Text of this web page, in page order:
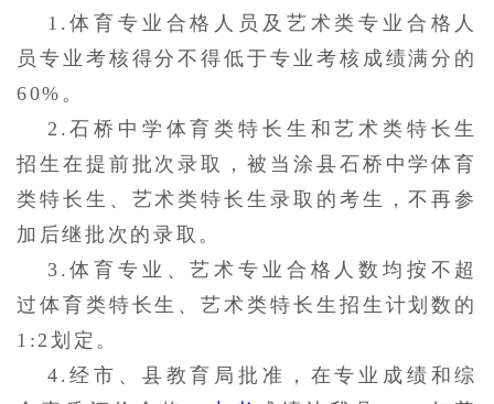
1.体育专业合格人员及艺术类专业合格人
员专业考核得分不得低于专业考核成绩满分的
60%。
2.石桥中学体育类特长生和艺术类特长生
招生在提前批次录取，被当涂县石桥中学体育
类特长生、艺术类特长生录取的考生，不再参
加后继批次的录取。
3.体育专业、艺术专业合格人数均按不超
过体育类特长生、艺术类特长生招生计划数的
1:2划定。
4.经市、县教育局批准，在专业成绩和综